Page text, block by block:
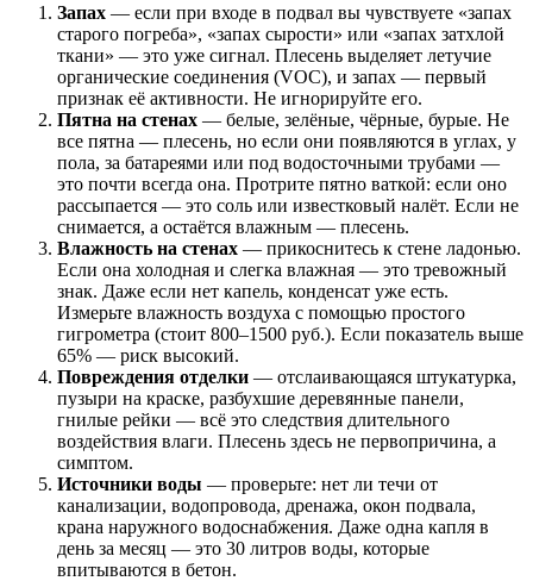
Запах — если при входе в подвал вы чувствуете «запах
старого погреба», «запах сырости» или «запах затхлой
ткани» — это уже сигнал. Плесень выделяет летучие
органические соединения (VOC), и запах — первый
признак её активности. Не игнорируйте его.
Пятна на стенах — белые, зелёные, чёрные, бурые. Не
все пятна — плесень, но если они появляются в углах, у
пола, за батареями или под водосточными трубами —
это почти всегда она. Протрите пятно ваткой: если оно
рассыпается — это соль или известковый налёт. Если не
снимается, а остаётся влажным — плесень.
Влажность на стенах — прикоснитесь к стене ладонью.
Если она холодная и слегка влажная — это тревожный
знак. Даже если нет капель, конденсат уже есть.
Измерьте влажность воздуха с помощью простого
гигрометра (стоит 800–1500 руб.). Если показатель выше
65% — риск высокий.
Повреждения отделки — отслаивающаяся штукатурка,
пузыри на краске, разбухшие деревянные панели,
гнилые рейки — всё это следствия длительного
воздействия влаги. Плесень здесь не первопричина, а
симптом.
Источники воды — проверьте: нет ли течи от
канализации, водопровода, дренажа, окон подвала,
крана наружного водоснабжения. Даже одна капля в
день за месяц — это 30 литров воды, которые
впитываются в бетон.